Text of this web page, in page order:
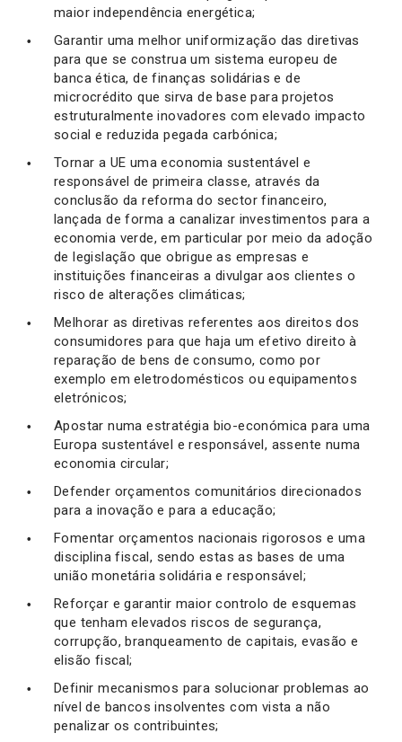
maior independência energética;
Garantir uma melhor uniformização das diretivas
para que se construa um sistema europeu de
banca ética, de finanças solidárias e de
microcrédito que sirva de base para projetos
estruturalmente inovadores com elevado impacto
social e reduzida pegada carbónica;
Tornar a UE uma economia sustentável e
responsável de primeira classe, através da
conclusão da reforma do sector financeiro,
lançada de forma a canalizar investimentos para a
economia verde, em particular por meio da adoção
de legislação que obrigue as empresas e
instituições financeiras a divulgar aos clientes o
risco de alterações climáticas;
Melhorar as diretivas referentes aos direitos dos
consumidores para que haja um efetivo direito à
reparação de bens de consumo, como por
exemplo em eletrodomésticos ou equipamentos
eletrónicos;
Apostar numa estratégia bio-económica para uma
Europa sustentável e responsável, assente numa
economia circular;
Defender orçamentos comunitários direcionados
para a inovação e para a educação;
Fomentar orçamentos nacionais rigorosos e uma
disciplina fiscal, sendo estas as bases de uma
união monetária solidária e responsável;
Reforçar e garantir maior controlo de esquemas
que tenham elevados riscos de segurança,
corrupção, branqueamento de capitais, evasão e
elisão fiscal;
Definir mecanismos para solucionar problemas ao
nível de bancos insolventes com vista a não
penalizar os contribuintes;